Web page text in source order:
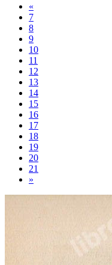
«
7
8
9
10
11
12
13
14
15
16
17
18
19
20
21
»